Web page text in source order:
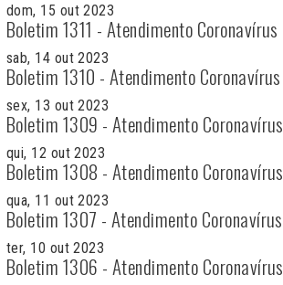
dom, 15 out 2023
Boletim 1311 - Atendimento Coronavírus
sab, 14 out 2023
Boletim 1310 - Atendimento Coronavírus
sex, 13 out 2023
Boletim 1309 - Atendimento Coronavírus
qui, 12 out 2023
Boletim 1308 - Atendimento Coronavírus
qua, 11 out 2023
Boletim 1307 - Atendimento Coronavírus
ter, 10 out 2023
Boletim 1306 - Atendimento Coronavírus